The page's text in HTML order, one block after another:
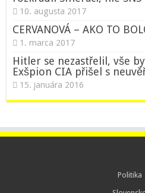
10. augusta 2017
CERVANOVÁ – AKO TO
1. marca 2017
Hitler se nezastřelil, vše
Exšpion CIA přišel s
15. januára 2016
Politika